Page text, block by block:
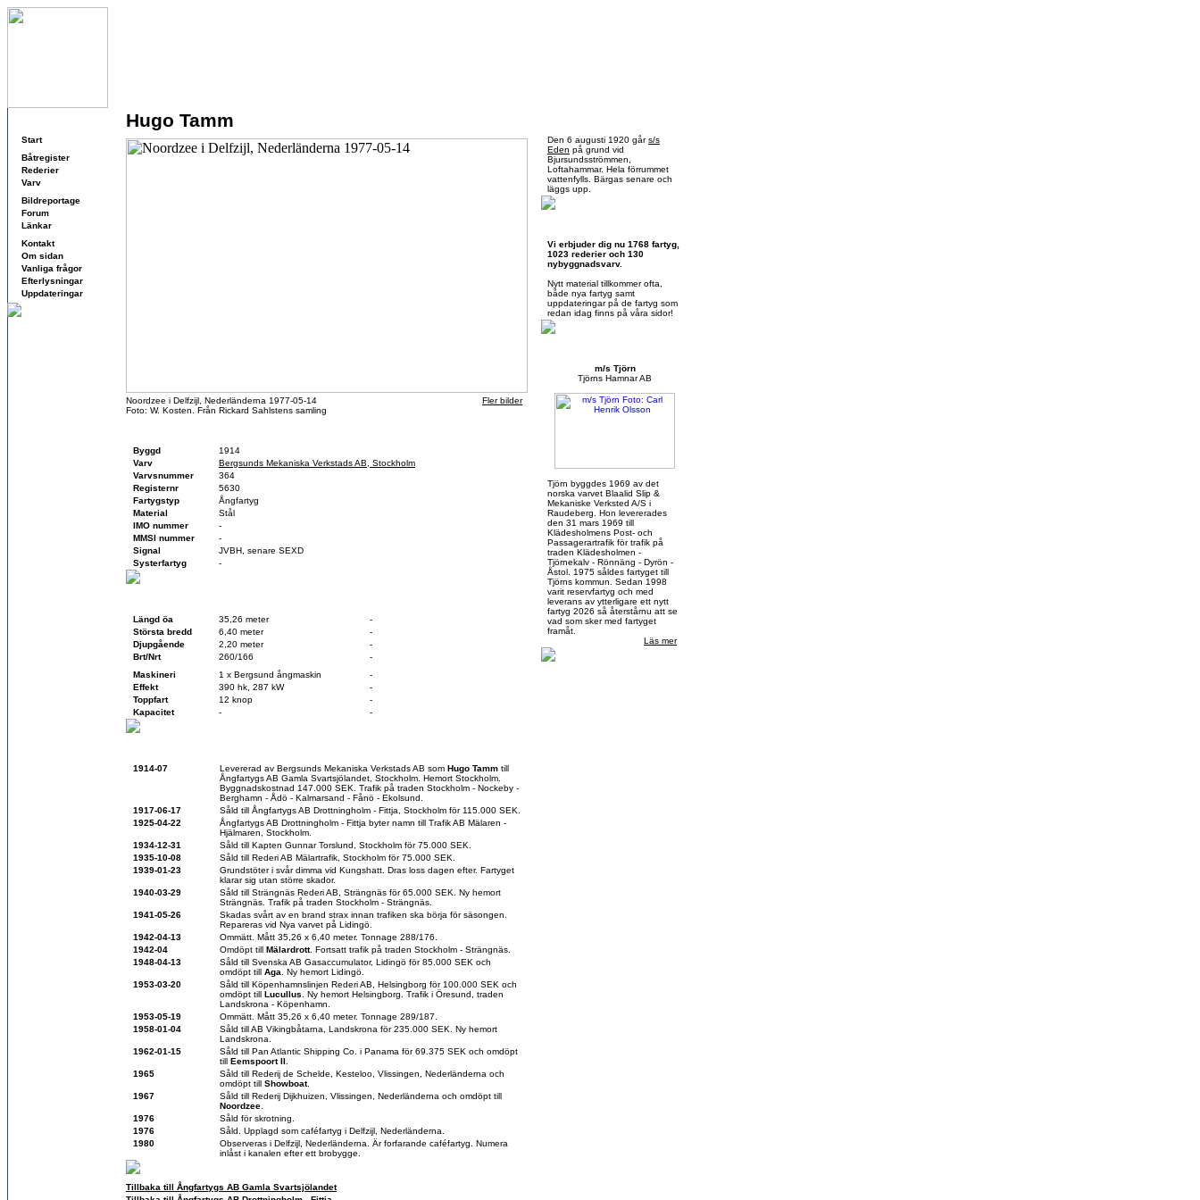
Start
Båtregister
Rederier
Varv
Bildreportage
Forum
Länkar
Kontakt
Om sidan
Vanliga frågor
Efterlysningar
Uppdateringar
Hugo Tamm
Noordzee i Delfzijl, Nederländerna 1977-05-14
Foto: W. Kosten. Från Rickard Sahlstens samling
Fler bilder
Byggd
1914
Varv
Bergsunds Mekaniska Verkstads AB, Stockholm
Varvsnummer
364
Registernr
5630
Fartygstyp
Ångfartyg
Material
Stål
IMO nummer
-
MMSI nummer
-
Signal
JVBH, senare SEXD
Systerfartyg
-
Längd öa
35,26 meter
-
Största bredd
6,40 meter
-
Djupgående
2,20 meter
-
Brt/Nrt
260/166
-
Maskineri
1 x Bergsund ångmaskin
-
Effekt
390 hk, 287 kW
-
Toppfart
12 knop
-
Kapacitet
- -
1914-07
Levererad av Bergsunds Mekaniska Verkstads AB som Hugo Tamm till
Ångfartygs AB Gamla Svartsjölandet, Stockholm. Hemort Stockholm.
Byggnadskostnad 147.000 SEK. Trafik på traden Stockholm - Nockeby -
Berghamn - Ådö - Kalmarsand - Fånö - Ekolsund.
1917-06-17
Såld till Ångfartygs AB Drottningholm - Fittja, Stockholm för 115.000 SEK.
1925-04-22
Ångfartygs AB Drottningholm - Fittja byter namn till Trafik AB Mälaren -
Hjälmaren, Stockholm.
1934-12-31
Såld till Kapten Gunnar Torslund, Stockholm för 75.000 SEK.
1935-10-08
Såld till Rederi AB Mälartrafik, Stockholm för 75.000 SEK.
1939-01-23
Grundstöter i svår dimma vid Kungshatt. Dras loss dagen efter. Fartyget
klarar sig utan större skador.
1940-03-29
Såld till Strängnäs Rederi AB, Strängnäs för 65.000 SEK. Ny hemort
Strängnäs. Trafik på traden Stockholm - Strängnäs.
1941-05-26
Skadas svårt av en brand strax innan trafiken ska börja för säsongen.
Repareras vid Nya varvet på Lidingö.
1942-04-13
Ommätt. Mått 35,26 x 6,40 meter. Tonnage 288/176.
1942-04
Omdöpt till Mälardrott. Fortsatt trafik på traden Stockholm - Strängnäs.
1948-04-13
Såld till Svenska AB Gasaccumulator, Lidingö för 85.000 SEK och
omdöpt till Aga . Ny hemort Lidingö.
1953-03-20
Såld till Köpenhamnslinjen Rederi AB, Helsingborg för 100.000 SEK och
omdöpt till Lucullus . Ny hemort Helsingborg. Trafik i Öresund, traden
Landskrona - Köpenhamn.
1953-05-19
Ommätt. Mått 35,26 x 6,40 meter. Tonnage 289/187.
1958-01-04
Såld till AB Vikingbåtarna, Landskrona för 235.000 SEK. Ny hemort
Landskrona.
1962-01-15
Såld till Pan Atlantic Shipping Co. i Panama för 69.375 SEK och omdöpt
till Eemspoort II
1965
Såld till Rederij de Schelde, Kesteloo, Vlissingen, Nederländerna och
omdöpt till Showboat.
1967
Såld till Rederij Dijkhuizen, Vlissingen, Nederländerna och omdöpt till
Noordzee
1976
Såld för skrotning.
1976
Såld. Upplagd som caféfartyg i Delfzijl, Nederländerna.
1980
Observeras i Delfzijl, Nederländerna. Är forfarande caféfartyg. Numera
inlåst i kanalen efter ett brobygge.
Tillbaka till Ångfartygs AB Gamla Svartsjölandet
Den 6 augusti 1920 gårs/s
Eden på grund vid
Bjursundsströmmen,
Loftahammar. Hela förrummet
vattenfylls. Bärgas senare och
läggs upp.
Vi erbjuder dig nu 1768 fartyg,
1023 rederier och 130
nybyggnadsvarv.
Nytt material tillkommer ofta,
både nya fartyg samt
uppdateringar på de fartyg som
redan idag finns på våra sidor!
m/s Tjörn
Tjörns Hamnar AB
Tjörn byggdes 1969 av det
norska varvet Blaalid Slip &
Mekaniske Verksted A/S i
Raudeberg. Hon levererades
den 31 mars 1969 till
Klädesholmens Post- och
Passagerartrafik för trafik på
traden Klädesholmen -
Tjörnekalv - Rönnäng - Dyrön -
Åstol. 1975 såldes fartyget till
Tjörns kommun. Sedan 1998
varit reservfartyg och med
leverans av ytterligare ett nytt
fartyg 2026 så återstårnu att se
vad som sker med fartyget
framåt.
Läs mer